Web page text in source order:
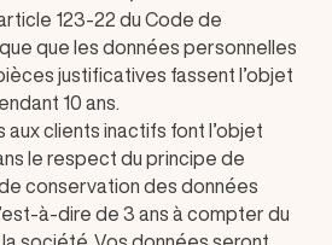
123-22 du Code de
que les données personnelles
justificatives fassent l’objet
10 ans.
aux clients inactifs font l’objet
le respect du principe de
conservation des données
à-dire de 3 ans à compter du